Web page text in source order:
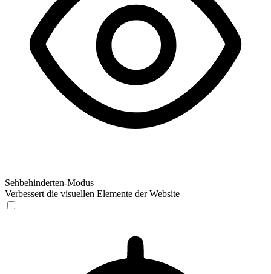
Sehbehinderten-Modus
Verbessert die visuellen Elemente der Website